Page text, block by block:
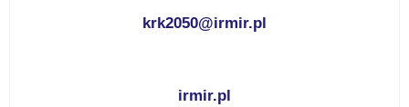
krk2050@irmir.pl
irmir.pl